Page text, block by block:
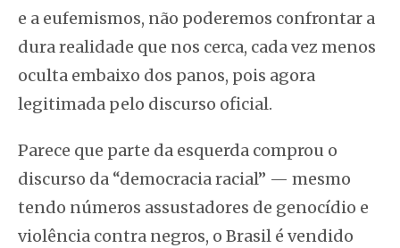
e a eufemismos, não poderemos confrontar a
dura realidade que nos cerca, cada vez menos
oculta embaixo dos panos, pois agora
legitimada pelo discurso oficial.
Parece que parte da esquerda comprou o
discurso da “democracia racial” — mesmo
tendo números assustadores de genocídio e
violência contra negros, o Brasil é vendido